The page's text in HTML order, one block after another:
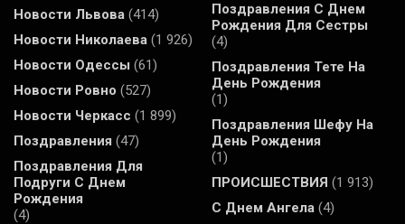
Новости Львова (414)
Новости Николаева (1 926)
Новости Одессы (61)
Новости Ровно (527)
Новости Черкасс (1 899)
Поздравления (47)
Поздравления Для
Подруги С Днем
Рождения
(4)
Поздравления С Днем
Рождения Для Сестры
(4)
Поздравления Тете На
День Рождения
(1)
Поздравления Шефу На
День Рождения
(1)
ПРОИСШЕСТВИЯ (1 913)
С Днем Ангела (4)